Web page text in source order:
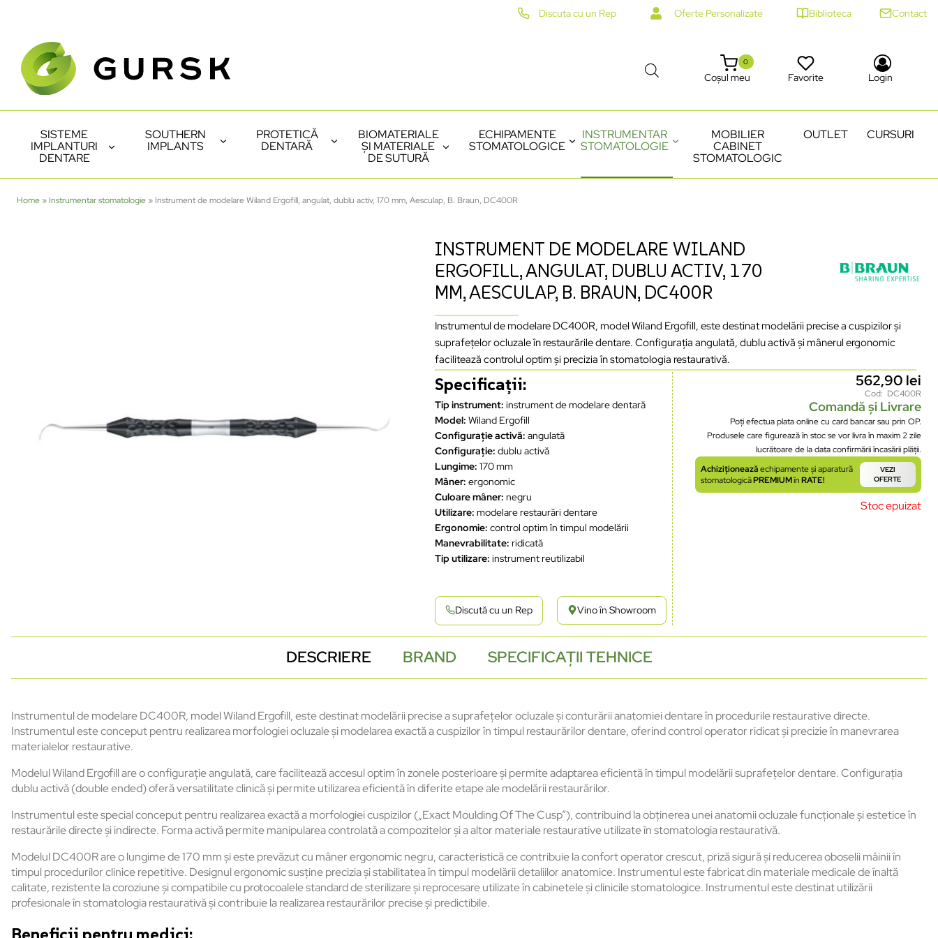
Discuta cu un Rep Oferte Personalizate Biblioteca Contact
Coșul meu
0
Favorite Login
SISTEME
IMPLANTURI
DENTARE
SOUTHERN
IMPLANTS
PROTETICĂ
DENTARĂ
BIOMATERIALE
ȘI MATERIALE
DE SUTURĂ
ECHIPAMENTE
STOMATOLOGICE
INSTRUMENTAR
STOMATOLOGIE
MOBILIER
CABINET
STOMATOLOGIC
OUTLET CURSURI
Home » Instrumentar stomatologie » Instrument de modelare Wiland Ergofill, angulat, dublu activ, 170 mm, Aesculap, B. Braun, DC400R
INSTRUMENT DE MODELARE WILAND
ERGOFILL, ANGULAT, DUBLU ACTIV, 170
MM, AESCULAP, B. BRAUN, DC400R
Instrumentul de modelare DC400R, model Wiland Ergofill, este destinat modelării precise a cuspizilor și
suprafețelor ocluzale în restaurările dentare. Configurația angulată, dublu activă și mânerul ergonomic
facilitează controlul optim și precizia în stomatologia restaurativă.
Specificații:
Tip instrument: instrument de modelare dentară
Model: Wiland Ergofill
Configurație activă: angulată
Configurație: dublu activă
Lungime: 170 mm
Mâner: ergonomic
Culoare mâner: negru
Utilizare: modelare restaurări dentare
Ergonomie: control optim în timpul modelării
Manevrabilitate: ridicată
Tip utilizare: instrument reutilizabil
Discută cu un Rep Vino în Showroom
562,90 lei
Cod: DC400R
Comandă și Livrare
Poți efectua plata online cu card bancar sau prin OP.
Produsele care figurează în stoc se vor livra în maxim 2 zile
lucrătoare de la data confirmării încasării plății.
Achiziționeazăechipamente și aparatură
stomatologicăPREMIUMînRATE!
VEZI
OFERTE
Stoc epuizat
DESCRIERE BRAND SPECIFICAȚII TEHNICE
Instrumentul de modelare DC400R, model Wiland Ergofill, este destinat modelării precise a suprafețelor ocluzale și conturării anatomiei dentare în procedurile restaurative directe.
Instrumentul este conceput pentru realizarea morfologiei ocluzale și modelarea exactă a cuspizilor în timpul restaurărilor dentare, oferind control operator ridicat și precizie în manevrarea
materialelor restaurative.
Modelul Wiland Ergofill are o configurație angulată, care facilitează accesul optim în zonele posterioare și permite adaptarea eficientă în timpul modelării suprafețelor dentare. Configurația
dublu activă (double ended) oferă versatilitate clinică și permite utilizarea eficientă în diferite etape ale modelării restaurărilor.
Instrumentul este special conceput pentru realizarea exactă a morfologiei cuspizilor („Exact Moulding Of The Cusp”), contribuind la obținerea unei anatomii ocluzale funcționale și estetice în
restaurările directe și indirecte. Forma activă permite manipularea controlată a compozitelor și a altor materiale restaurative utilizate în stomatologia restaurativă.
Modelul DC400R are o lungime de 170 mm și este prevăzut cu mâner ergonomic negru, caracteristică ce contribuie la confort operator crescut, priză sigură și reducerea oboselii mâinii în
timpul procedurilor clinice repetitive. Designul ergonomic susține precizia și stabilitatea în timpul modelării detaliilor anatomice. Instrumentul este fabricat din materiale medicale de înaltă
calitate, rezistente la coroziune și compatibile cu protocoalele standard de sterilizare și reprocesare utilizate în cabinetele și clinicile stomatologice. Instrumentul este destinat utilizării
profesionale în stomatologia restaurativă și contribuie la realizarea restaurărilor precise și predictibile.